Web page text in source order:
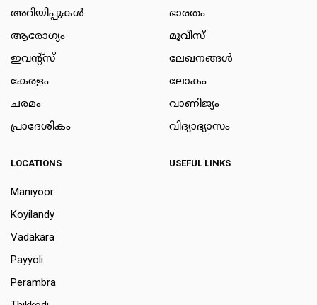
അറിയിപ്പുകള്‍
ആരോഗ്യം
ഇവന്റ്സ്
കേരളം
ചരമം
പ്രാദേശികം
ഭാരതം
മൂവീസ്
ലേഖനങ്ങള്‍
ലോകം
വാണിജ്യം
വിദ്യാഭ്യാസം
LOCATIONS
Maniyoor
Koyilandy
Vadakara
Payyoli
Perambra
USEFUL LINKS